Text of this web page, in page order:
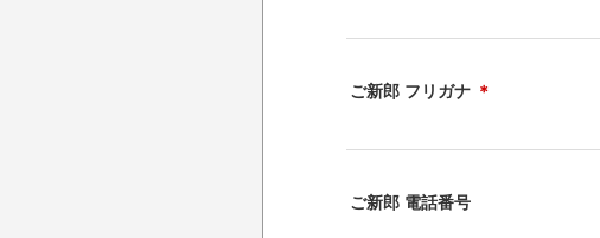
ご新郎 フリガナ ＊
ご新郎 電話番号